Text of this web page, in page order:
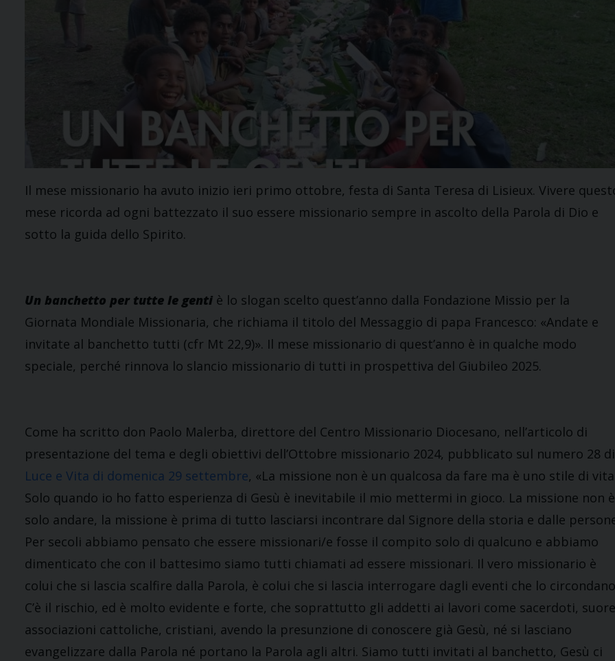
Il mese missionario ha avuto inizio ieri primo ottobre, festa di Santa Teresa di Lisieux. Vivere
mese ricorda ad ogni battezzato il suo essere missionario sempre in ascolto della Parola di Dio e
sotto la guida dello Spirito.
Un banchetto per tutte le genti è lo slogan scelto quest’anno dalla Fondazione Missio per la
Giornata Mondiale Missionaria, che richiama il titolo del Messaggio di papa Francesco: «Andate e
invitate al banchetto tutti (cfr Mt 22,9)». Il mese missionario di quest’anno è in qualche modo
speciale, perché rinnova lo slancio missionario di tutti in prospettiva del Giubileo 2025.
Come ha scritto don Paolo Malerba, direttore del Centro Missionario Diocesano, nell’articolo di
presentazione del tema e degli obiettivi dell’Ottobre missionario 2024, pubblicato sul numero 28 di
Luce e Vita di domenica 29 settembre, «La missione non è un qualcosa da fare ma è uno stile di
Solo quando io ho fatto esperienza di Gesù è inevitabile il mio mettermi in gioco. La missione non è
solo andare, la missione è prima di tutto lasciarsi incontrare dal Signore della storia e dalle
Per secoli abbiamo pensato che essere missionari/e fosse il compito solo di qualcuno e abbiamo
dimenticato che con il battesimo siamo tutti chiamati ad essere missionari. Il vero missionario è
colui che si lascia scalfire dalla Parola, è colui che si lascia interrogare dagli eventi che lo
C’è il rischio, ed è molto evidente e forte, che soprattutto gli addetti ai lavori come sacerdoti,
associazioni cattoliche, cristiani, avendo la presunzione di conoscere già Gesù, né si lasciano
evangelizzare dalla Parola né portano la Parola agli altri. Siamo tutti invitati al banchetto, Gesù ci